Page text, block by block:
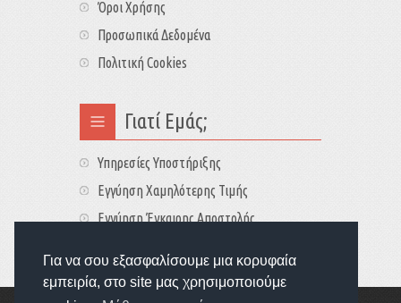
Για να σου εξασφαλίσουμε μια κορυφαία
εμπειρία, στο site μας χρησιμοποιούμε
Όροι Χρήσης
Προσωπικά Δεδομένα
Πολιτική Cookies
Γιατί Εμάς;
Υπηρεσίες Υποστήριξης
Εγγύηση Χαμηλότερης Τιμής
Εγγύηση Έγκαιρης Αποστολής